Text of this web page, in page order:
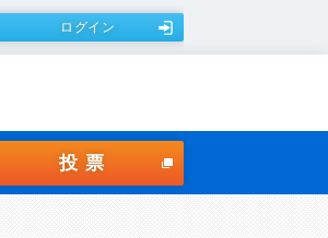
ログイン
投票